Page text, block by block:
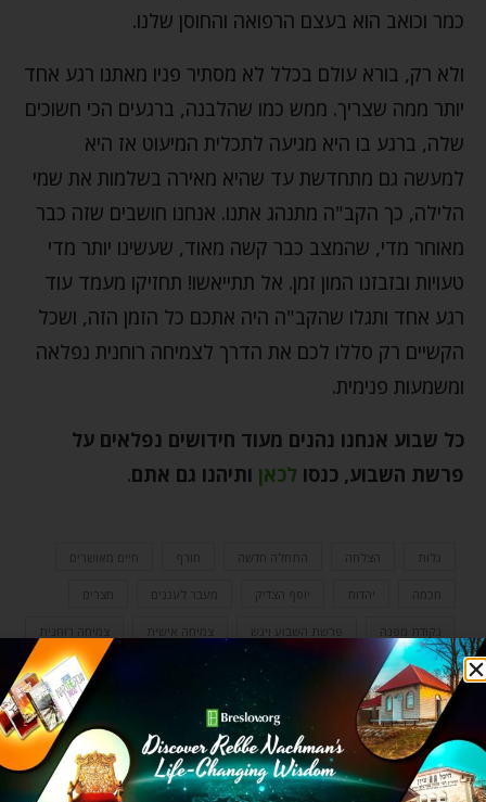
כמר וכואב הוא בעצם הרפואה והחוסן שלנו.
ולא רק, בורא עולם בכלל לא מסתיר פניו מאתנו רגע אחד
יותר ממה שצריך. ממש כמו שהלבנה, ברגעים הכי חשוכים
שלה, ברגע בו היא מגיעה לתכלית המיעוט אז היא
למעשה גם מתחדשת עד שהיא מאירה בשלמות את שמי
הלילה, כך הקב"ה מתנהג אתנו. אנחנו חושבים שזה כבר
מאוחר מדי, שהמצב כבר קשה מאוד, שעשינו יותר מדי
טעויות ובזבזנו המון זמן. אל תתייאשו! תחזיקו מעמד עוד
רגע אחד ותגלו שהקב"ה היה אתכם כל הזמן הזה, ושכל
הקשיים רק סללו לכם את הדרך לצמיחה רוחנית נפלאה
ומשמעות פנימית.
כל שבוע אנחנו נהנים מעוד חידושים נפלאים על
פרשת השבוע, כנסו לכאן ותיהנו גם אתם.
גלות הצלחה התחלה חדשה חורף חיים מאושרים
חכמה יהדות יוסף הצדיק מעבר לעננים מצרים
נקודת מפנה פרשת השבוע ויגש צמיחה אישית
שמחה
0 תגובות